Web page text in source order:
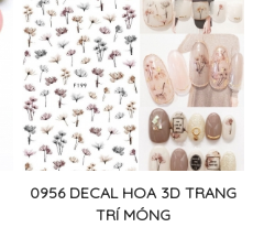
0956 DECAL HOA 3D TRANG
TRÍ MÓNG